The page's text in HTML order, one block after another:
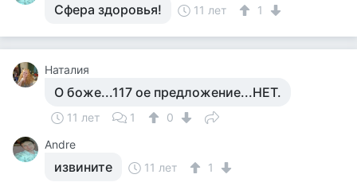
Сфера здоровья! 11 лет 1
Наталия
О боже...117 ое предложение...НЕТ.
11 лет 1
0
Andre
извините 11 лет 1